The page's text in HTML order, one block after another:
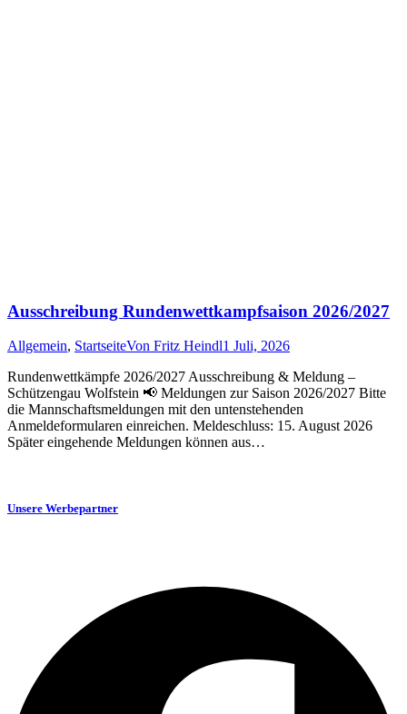
Ausschreibung Rundenwettkampfsaison 2026/2027
Allgemein, StartseiteVon Fritz Heindl1 Juli, 2026
Rundenwettkämpfe 2026/2027 Ausschreibung & Meldung –
Schützengau Wolfstein 📢 Meldungen zur Saison 2026/2027 Bitte
die Mannschaftsmeldungen mit den untenstehenden
Anmeldeformularen einreichen. Meldeschluss: 15. August 2026
Später eingehende Meldungen können aus…
Unsere Werbepartner